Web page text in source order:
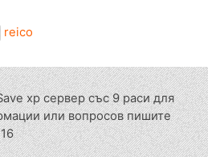
reico
xp сервер със 9 раси для
или вопросов пишите